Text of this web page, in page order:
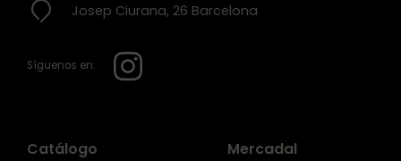
Josep Ciurana, 26 Barcelona
Síguenos en:
Catálogo Mercadal